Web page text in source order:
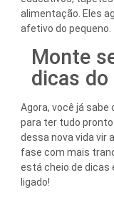
alimentação. Eles
afetivo do pequeno.
Monte
dicas
Agora, você já sabe
para ter tudo
dessa nova vida vir
fase com mais
está cheio de dicas
ligado!